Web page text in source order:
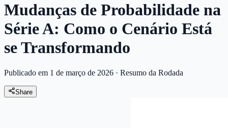
Mudanças de Probabilidade na
Série A: Como o Cenário Está
se Transformando
Publicado em 1 de março de 2026 · Resumo da Rodada
Share